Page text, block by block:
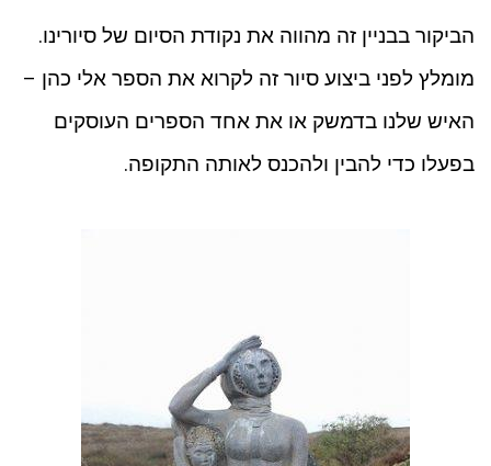
הביקור בבניין זה מהווה את נקודת הסיום של סיורינו.
מומלץ לפני ביצוע סיור זה לקרוא את הספר אלי כהן –
האיש שלנו בדמשק או את אחד הספרים העוסקים
בפעלו כדי להבין ולהכנס לאותה התקופה.